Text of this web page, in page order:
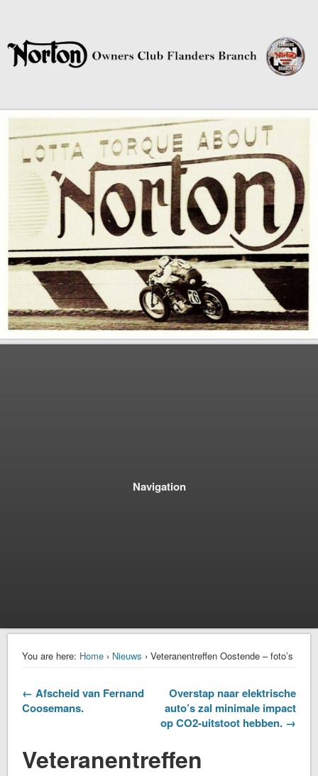
Norton Owners Club Flanders
Branch
Navigation
You are here: Home › Nieuws › Veteranentreffen Oostende – foto’s
← Afscheid van Fernand
Coosemans.
Overstap naar elektrische
auto’s zal minimale impact
op CO2-uitstoot hebben. →
Veteranentreffen